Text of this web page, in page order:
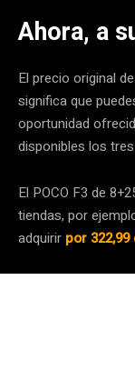
Ahora, a
El precio original
significa que
oportunidad
disponibles los
El POCO F3 de
tiendas, por
adquirir por